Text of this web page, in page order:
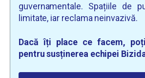
guvernamentale. Spațiile de
limitate, iar reclama neinvazivă.
Dacă îți place ce facem,
pentru susținerea echipei